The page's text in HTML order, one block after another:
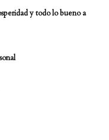
y todo lo bueno a